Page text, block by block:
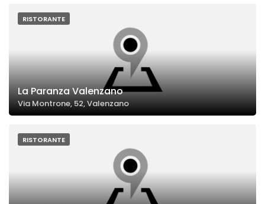
RISTORANTE
La Paranza Valenzano
Via Montrone, 52, Valenzano
RISTORANTE